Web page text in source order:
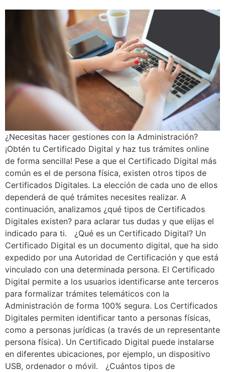
¿Necesitas hacer gestiones con la Administración?
¡Obtén tu Certificado Digital y haz tus trámites online
de forma sencilla! Pese a que el Certificado Digital más
común es el de persona física, existen otros tipos de
Certificados Digitales. La elección de cada uno de ellos
dependerá de qué trámites necesites realizar. A
continuación, analizamos ¿qué tipos de Certificados
Digitales existen? para aclarar tus dudas y que elijas el
indicado para ti. ¿Qué es un Certificado Digital? Un
Certificado Digital es un documento digital, que ha sido
expedido por una Autoridad de Certificación y que está
vinculado con una determinada persona. El Certificado
Digital permite a los usuarios identificarse ante terceros
para formalizar trámites telemáticos con la
Administración de forma 100% segura. Los Certificados
Digitales permiten identificar tanto a personas físicas,
como a personas jurídicas (a través de un representante
persona física). Un Certificado Digital puede instalarse
en diferentes ubicaciones, por ejemplo, un dispositivo
USB, ordenador o móvil. ¿Cuántos tipos de